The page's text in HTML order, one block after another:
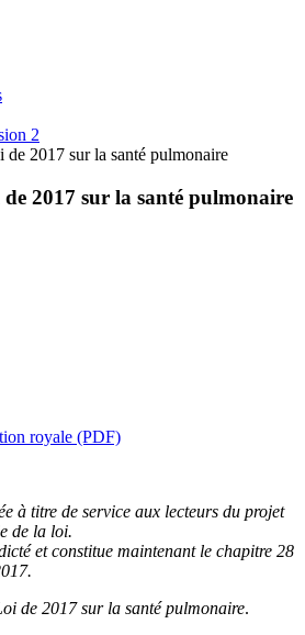
2
2017 sur la santé pulmonaire
2017 sur la santé pulmonaire
royale (PDF)
à titre de service aux lecteurs du projet
de la loi.
et constitue maintenant le chapitre 28
de 2017 sur la santé pulmonaire.